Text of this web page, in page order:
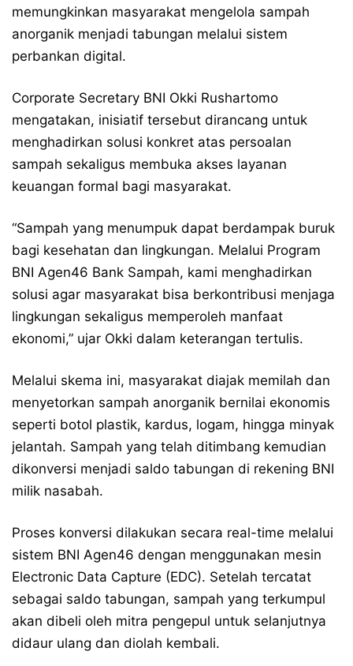
memungkinkan masyarakat mengelola sampah
anorganik menjadi tabungan melalui sistem
perbankan digital.
Corporate Secretary BNI Okki Rushartomo
mengatakan, inisiatif tersebut dirancang untuk
menghadirkan solusi konkret atas persoalan
sampah sekaligus membuka akses layanan
keuangan formal bagi masyarakat.
“Sampah yang menumpuk dapat berdampak buruk
bagi kesehatan dan lingkungan. Melalui Program
BNI Agen46 Bank Sampah, kami menghadirkan
solusi agar masyarakat bisa berkontribusi menjaga
lingkungan sekaligus memperoleh manfaat
ekonomi,” ujar Okki dalam keterangan tertulis.
Melalui skema ini, masyarakat diajak memilah dan
menyetorkan sampah anorganik bernilai ekonomis
seperti botol plastik, kardus, logam, hingga minyak
jelantah. Sampah yang telah ditimbang kemudian
dikonversi menjadi saldo tabungan di rekening BNI
milik nasabah.
Proses konversi dilakukan secara real-time melalui
sistem BNI Agen46 dengan menggunakan mesin
Electronic Data Capture (EDC). Setelah tercatat
sebagai saldo tabungan, sampah yang terkumpul
akan dibeli oleh mitra pengepul untuk selanjutnya
didaur ulang dan diolah kembali.